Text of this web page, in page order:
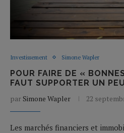
Investissement Simone Wapler
POUR FAIRE DE «
FAUT SUPPORTER UN
par Simone Wapler 22
Les marchés financiers et